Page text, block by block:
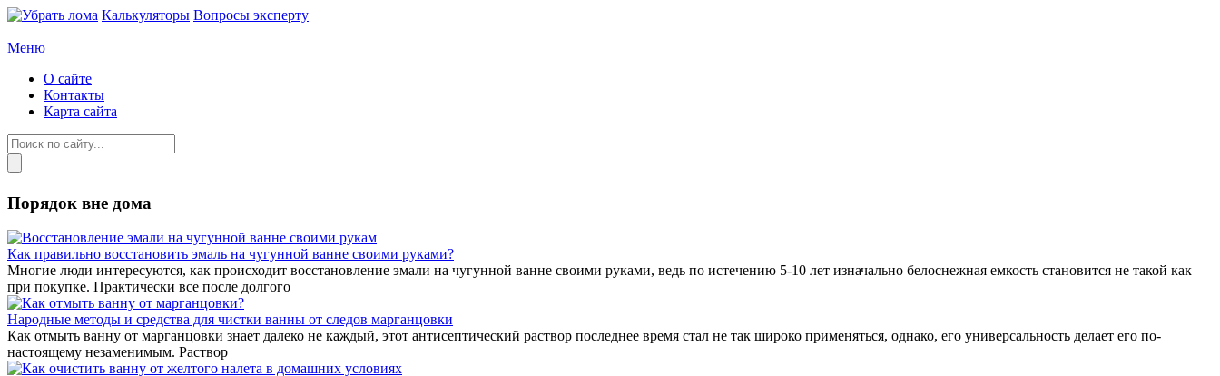
Калькуляторы Вопросы эксперту
Меню
О сайте
Контакты
Карта сайта
Порядок вне дома
Как правильно восстановить эмаль на чугунной ванне своими руками?
Многие люди интересуются, как происходит восстановление эмали на чугунной ванне своими руками, ведь по истечению 5-10 лет изначально белоснежная емкость становится не такой как
при покупке. Практически все после долгого
Народные методы и средства для чистки ванны от следов марганцовки
Как отмыть ванну от марганцовки знает далеко не каждый, этот антисептический раствор последнее время стал не так широко применяться, однако, его универсальность делает его по-
настоящему незаменимым. Раствор